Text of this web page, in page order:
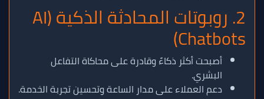
2. روبوتات المحادثة الذكية (AI
Chatbots)
أصبحت أكثر ذكاءً وقادرة على محاكاة التفاعل
البشري.
دعم العملاء على مدار الساعة وتحسين تجربة الخدمة.